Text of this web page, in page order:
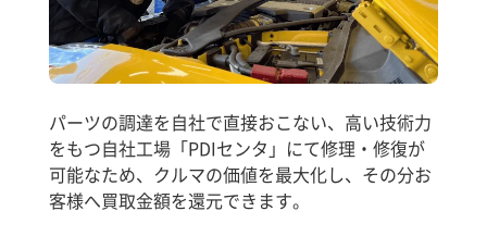
パーツの調達を自社で直接おこない、高い技術力
をもつ自社工場「PDIセンタ」にて修理・修復が
可能なため、クルマの価値を最大化し、その分お
客様へ買取金額を還元できます。